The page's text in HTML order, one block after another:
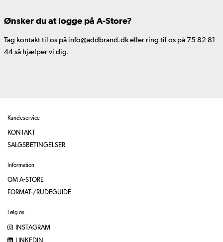
Ønsker du at logge på A-Store?
Tag kontakt til os på info@addbrand.dk eller ring til os på 75 82 81
44 så hjælper vi dig.
Kundeservice
KONTAKT
SALGSBETINGELSER
Information
OM A-STORE
FORMAT-/RUDEGUIDE
Følg os
INSTAGRAM